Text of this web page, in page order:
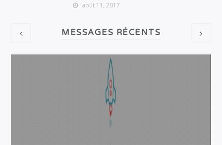
août 11, 2017
MESSAGES RÉCENTS